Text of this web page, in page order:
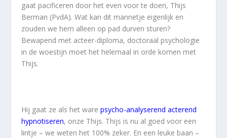
gaat pacificeren door het even voor te doen, Thijs
Berman (PvdA). Wat kan dit mannetje eigenlijk en
zouden we hem alleen op pad durven sturen?
Bewapend met acteer-diploma, doctoraal psychologie
in de woestijn moet het helemaal in orde komen met
Thijs.
Hij gaat ze als het ware psycho-analyserend acterend
hypnotiseren, onze Thijs. Thijs is nu al goed voor een
lintje – we weten het 100% zeker. En een leuke baan –